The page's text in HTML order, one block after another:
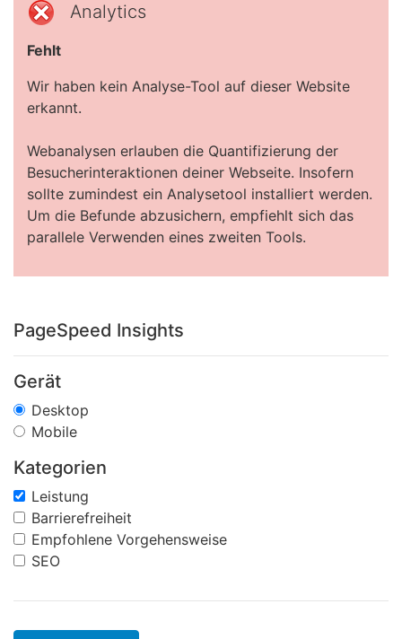
Analytics
Fehlt
Wir haben kein Analyse-Tool auf dieser Website
erkannt.
Webanalysen erlauben die Quantifizierung der
Besucherinteraktionen deiner Webseite. Insofern
sollte zumindest ein Analysetool installiert werden.
Um die Befunde abzusichern, empfiehlt sich das
parallele Verwenden eines zweiten Tools.
PageSpeed Insights
Gerät
Desktop
Mobile
Kategorien
Leistung
Barrierefreiheit
Empfohlene Vorgehensweise
SEO